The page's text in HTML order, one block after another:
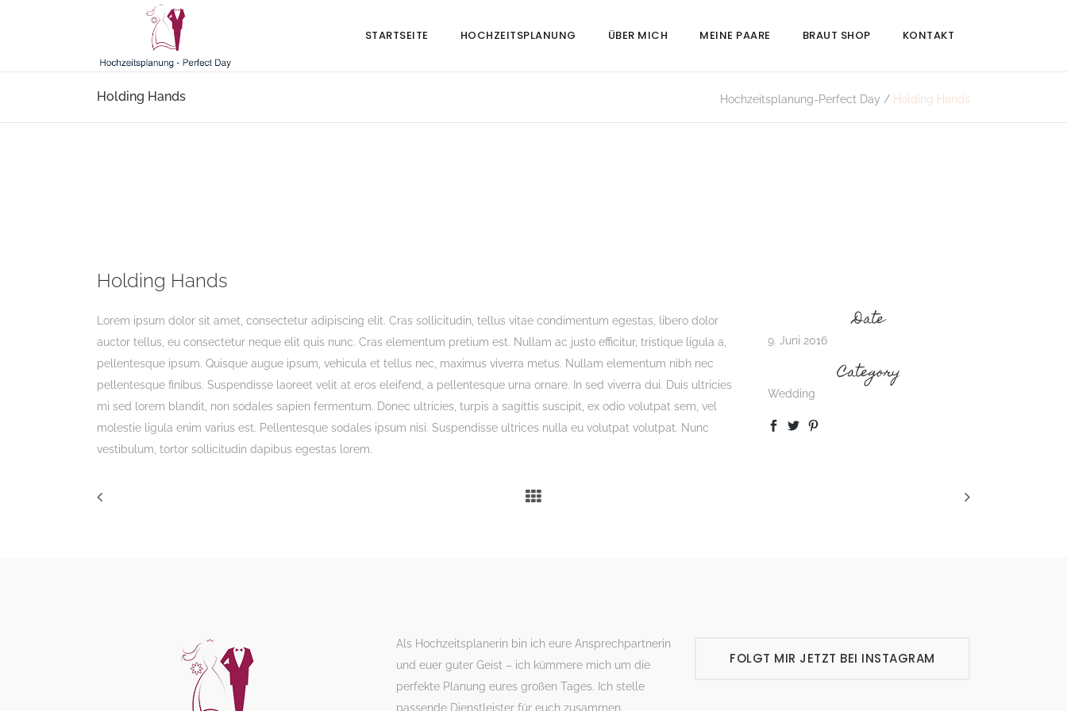
STARTSEITE HOCHZEITSPLANUNG ÜBER MICH MEINE PAARE BRAUT SHOP KONTAKT
Holding Hands Hochzeitsplanung-Perfect Day / Holding Hands
Holding Hands
Lorem ipsum dolor sit amet, consectetur adipiscing elit. Cras sollicitudin, tellus vitae condimentum egestas, libero dolor
auctor tellus, eu consectetur neque elit quis nunc. Cras elementum pretium est. Nullam ac justo efficitur, tristique ligula a,
pellentesque ipsum. Quisque augue ipsum, vehicula et tellus nec, maximus viverra metus. Nullam elementum nibh nec
pellentesque finibus. Suspendisse laoreet velit at eros eleifend, a pellentesque urna ornare. In sed viverra dui. Duis ultricies
mi sed lorem blandit, non sodales sapien fermentum. Donec ultricies, turpis a sagittis suscipit, ex odio volutpat sem, vel
molestie ligula enim varius est. Pellentesque sodales ipsum nisi. Suspendisse ultrices nulla eu volutpat volutpat. Nunc
vestibulum, tortor sollicitudin dapibus egestas lorem.
Date
9. Juni 2016
Category
Wedding
Als Hochzeitsplanerin bin ich eure Ansprechpartnerin
und euer guter Geist – ich kümmere mich um die
perfekte Planung eures großen Tages. Ich stelle
passende Dienstleister für euch zusammen,
FOLGT MIR JETZT BEI INSTAGRAM